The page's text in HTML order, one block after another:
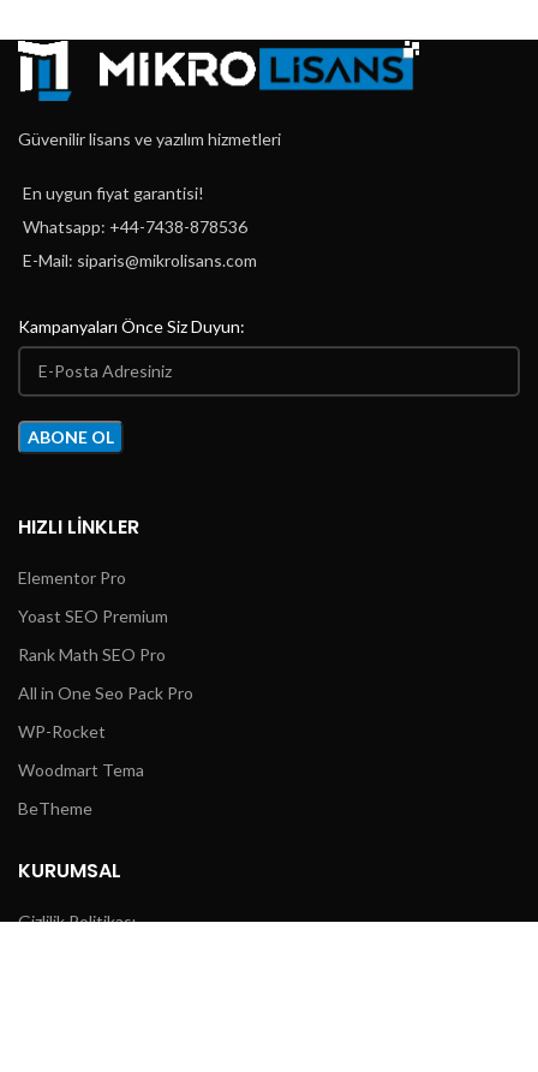
Güvenilir lisans ve yazılım hizmetleri
En uygun fiyat garantisi!
Whatsapp: +44-7438-878536
E-Mail: siparis@mikrolisans.com
Kampanyaları Önce Siz Duyun:
HIZLI LINKLER
Elementor Pro
Yoast SEO Premium
Rank Math SEO Pro
All in One Seo Pack Pro
WP-Rocket
Woodmart Tema
BeTheme
KURUMSAL
Gizlilik Politikası